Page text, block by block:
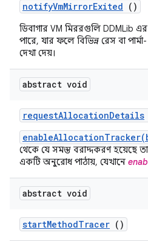
notifyVmMirrorExited ()
ডিবাগার VM মিররগুলি DDMLib
পারে, যার ফলে বিভিন্ন রেস বা পার্মা-
দেখা দেয়।
abstract void
requestAllocationDetails
থেকে যে সমস্ত বরাদ্দকরণ হয়েছে
একটি অনুরোধ পাঠায়, যেখানে
abstract void
startMethodTracer ()